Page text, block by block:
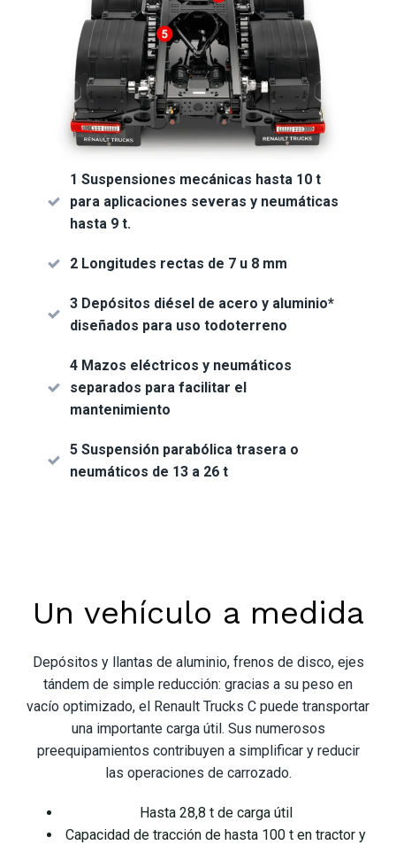
1 Suspensiones mecánicas hasta 10 t
para aplicaciones severas y neumáticas
hasta 9 t.
2 Longitudes rectas de 7 u 8 mm
3 Depósitos diésel de acero y aluminio*
diseñados para uso todoterreno
4 Mazos eléctricos y neumáticos
separados para facilitar el
mantenimiento
5 Suspensión parabólica trasera o
neumáticos de 13 a 26 t
Un vehículo a medida
Depósitos y llantas de aluminio, frenos de disco, ejes
tándem de simple reducción: gracias a su peso en
vacío optimizado, el Renault Trucks C puede transportar
una importante carga útil. Sus numerosos
preequipamientos contribuyen a simplificar y reducir
las operaciones de carrozado.
Hasta 28,8 t de carga útil
Capacidad de tracción de hasta 100 t en tractor y